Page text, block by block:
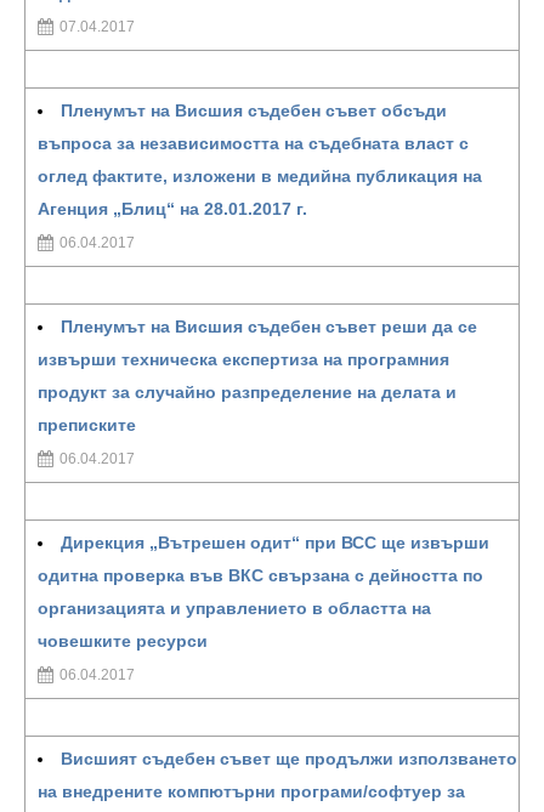
07.04.2017
Пленумът на Висшия съдебен съвет обсъди
въпроса за независимостта на съдебната власт с
оглед фактите, изложени в медийна публикация на
Агенция „Блиц“ на 28.01.2017 г.
06.04.2017
Пленумът на Висшия съдебен съвет реши да се
извърши техническа експертиза на програмния
продукт за случайно разпределение на делата и
преписките
06.04.2017
Дирекция „Вътрешен одит“ при ВСС ще извърши
одитна проверка във ВКС свързана с дейността по
организацията и управлението в областта на
човешките ресурси
06.04.2017
Висшият съдебен съвет ще продължи използването
на внедрените компютърни програми/софтуер за